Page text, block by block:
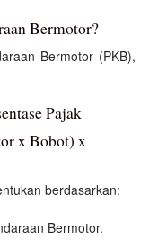
Bermotor?
Bermotor (PKB),
Pajak
x Bobot) x
berdasarkan:
Bermotor.